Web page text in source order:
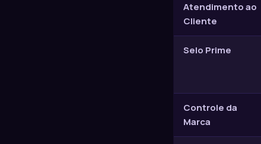
Atendimento ao
Cliente
Selo Prime
Controle da
Marca